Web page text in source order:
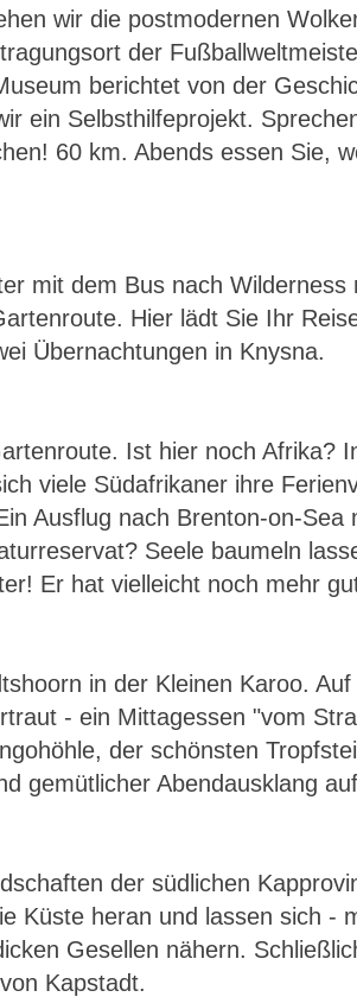
wir die postmodernen
der
berichtet von der
ein Selbsthilfeprojekt.
60 km. Abends essen Sie,
mit dem Bus nach
Hier lädt Sie Ihr
Übernachtungen in Knysna.
Ist hier noch Afrika?
viele Südafrikaner ihre
Ausflug nach Brenton-on-
Seele baumeln
Er hat vielleicht noch mehr
in der Kleinen Karoo.
- ein Mittagessen "vom
der schönsten
gemütlicher Abendausklang
der südlichen
Küste heran und lassen sich -
Gesellen nähern.
Kapstadt.